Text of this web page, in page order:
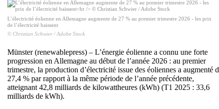
L’électricité éolienne en Allemagne augmente de 27 % au premier trimestre 2026 - les prix
de l’électricité baissent
© Christian Schwier / Adobe Stock
Münster (renewablepress) – L’énergie éolienne a connu une forte
progression en Allemagne au début de l’année 2026 : au premier
trimestre, la production d’électricité issue des éoliennes a augmenté
27,4 % par rapport à la même période de l’année précédente,
atteignant 42,8 milliards de kilowattheures (kWh) (T1 2025 : 33,6
milliards de kWh).